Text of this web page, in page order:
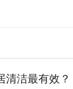
清洁最有效？